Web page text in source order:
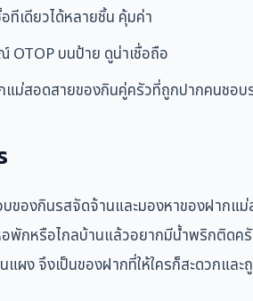
ทีเดียวได้หลายชิ้น คุ้มค่า
บนป้าย ดูน่าเชื่อถือ
ม่สอดสายของกินคู่ครัวที่ถูกปากคนชอบ
ของกินรสจัดจ้านและมองหาของฝากแ
กหรือไกลบ้านแล้วอยากมีน้ำพริกติดค
ผง จึงเป็นของฝากที่ให้ใครก็สะดวกและ